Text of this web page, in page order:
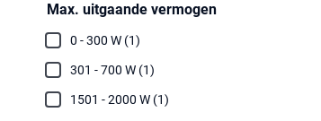
Max. uitgaande vermogen
0 - 300 W (1)
301 - 700 W (1)
1501 - 2000 W (1)